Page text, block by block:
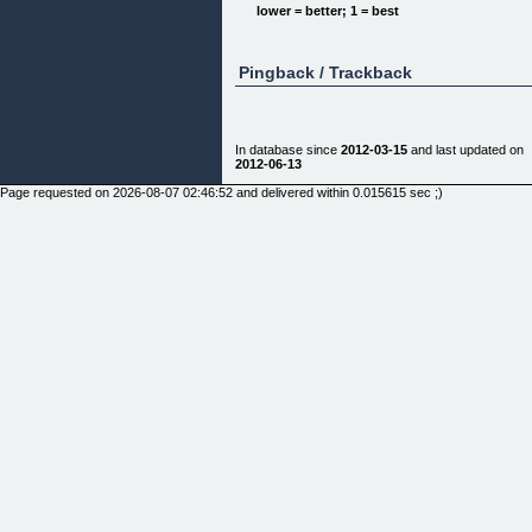
Configuración - La configuración de BizGo es
1. Reduce tiempo y costos de operacion.
2. Obten información en tiempo real.
3. Genera e imprime facturas profesionales en
lower = better; 1 = best
Pingback / Trackback
In database since 2012-03-15 and last updated on
2012-06-13
Page requested on 2026-08-07 02:46:52 and delivered within 0.015615 sec ;)